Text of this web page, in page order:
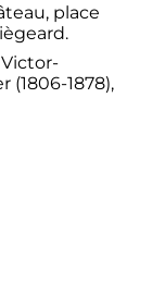
place
1878),